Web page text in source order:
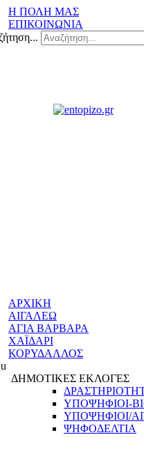
Η ΠΟΛΗ ΜΑΣ
ΕΠΙΚΟΙΝΩΝΙΑ
ΑΡΧΙΚΗ
ΑΙΓΑΛΕΩ
ΑΓΙΑ ΒΑΡΒΑΡΑ
ΧΑΪΔΑΡΙ
ΚΟΡΥΔΑΛΛΟΣ
ΔΗΜΟΤΙΚΕΣ ΕΚΛΟΓΕΣ
ΥΠΟΨΗΦΙΟΙ-
ΥΠΟΨΗΦΙΟΙ/
ΨΗΦΟΔΕΛΤΙΑ